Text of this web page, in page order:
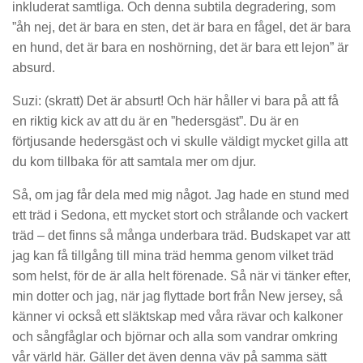
inkluderat samtliga. Och denna subtila degradering, som
”åh nej, det är bara en sten, det är bara en fågel, det är bara
en hund, det är bara en noshörning, det är bara ett lejon” är
absurd.
Suzi: (skratt) Det är absurt! Och här håller vi bara på att få
en riktig kick av att du är en ”hedersgäst”. Du är en
förtjusande hedersgäst och vi skulle väldigt mycket gilla att
du kom tillbaka för att samtala mer om djur.
Så, om jag får dela med mig något. Jag hade en stund med
ett träd i Sedona, ett mycket stort och strålande och vackert
träd – det finns så många underbara träd. Budskapet var att
jag kan få tillgång till mina träd hemma genom vilket träd
som helst, för de är alla helt förenade. Så när vi tänker efter,
min dotter och jag, när jag flyttade bort från New jersey, så
känner vi också ett släktskap med våra rävar och kalkoner
och sångfåglar och björnar och alla som vandrar omkring
vår värld här. Gäller det även denna väv på samma sätt